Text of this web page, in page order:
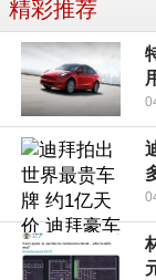
精彩推荐